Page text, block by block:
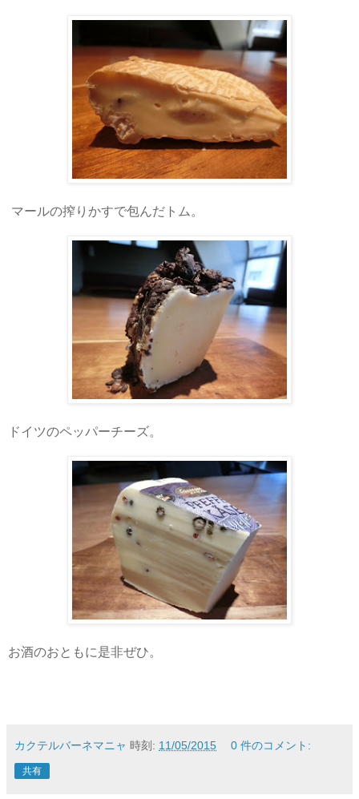
マールの搾りかすで包んだトム。
ドイツのペッパーチーズ。
お酒のおともに是非ぜひ。
カクテルバーネマニャ 時刻: 11/05/2015 0 件のコメント:
共有